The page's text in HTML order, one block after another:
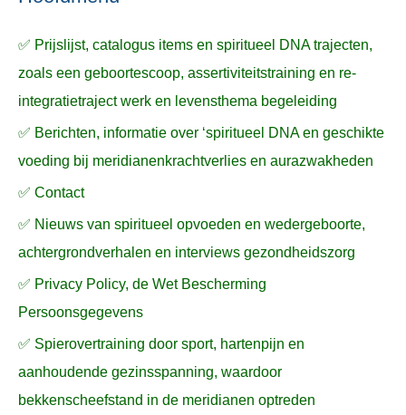
r
:
✅ Prijslijst, catalogus items en spiritueel DNA trajecten,
zoals een geboortescoop, assertiviteitstraining en re-
integratietraject werk en levensthema begeleiding
✅ Berichten, informatie over ‘spiritueel DNA en geschikte
voeding bij meridianenkrachtverlies en aurazwakheden
✅ Contact
✅ Nieuws van spiritueel opvoeden en wedergeboorte,
achtergrondverhalen en interviews gezondheidszorg
✅ Privacy Policy, de Wet Bescherming
Persoonsgegevens
✅ Spierovertraining door sport, hartenpijn en
aanhoudende gezinsspanning, waardoor
bekkenscheefstand in de meridianen optreden